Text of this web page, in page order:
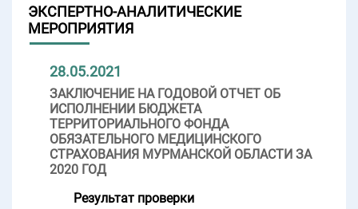
ЭКСПЕРТНО-АНАЛИТИЧЕСКИЕ
МЕРОПРИЯТИЯ
28.05.2021
ЗАКЛЮЧЕНИЕ НА ГОДОВОЙ ОТЧЕТ ОБ
ИСПОЛНЕНИИ БЮДЖЕТА
ТЕРРИТОРИАЛЬНОГО ФОНДА
ОБЯЗАТЕЛЬНОГО МЕДИЦИНСКОГО
СТРАХОВАНИЯ МУРМАНСКОЙ ОБЛАСТИ ЗА
2020 ГОД
Результат проверки